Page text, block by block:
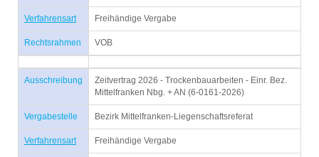
Verfahrensart Freihändige Vergabe
Rechtsrahmen VOB
Ausschreibung
Zeitvertrag 2026 - Trockenbauarbeiten - Einr. Bez.
Mittelfranken Nbg. + AN (6-0161-2026)
Vergabestelle Bezirk Mittelfranken-Liegenschaftsreferat
Verfahrensart Freihändige Vergabe